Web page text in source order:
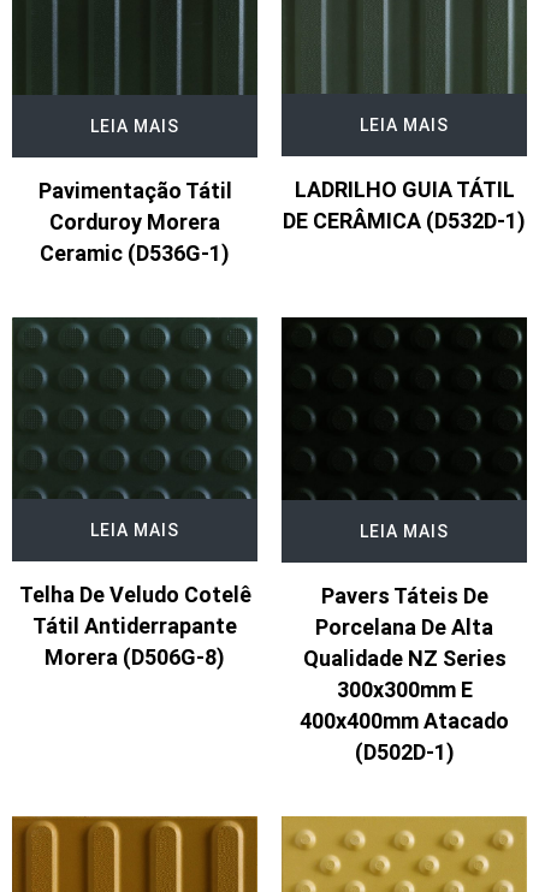
LEIA MAIS
Pavimentação Tátil
Corduroy Morera
Ceramic (D536G-1)
LEIA MAIS
LADRILHO GUIA TÁTIL
DE CERÂMICA (D532D-1)
LEIA MAIS
Telha De Veludo Cotelê
Tátil Antiderrapante
Morera (D506G-8)
LEIA MAIS
Pavers Táteis De
Porcelana De Alta
Qualidade NZ Series
300x300mm E
400x400mm Atacado
(D502D-1)